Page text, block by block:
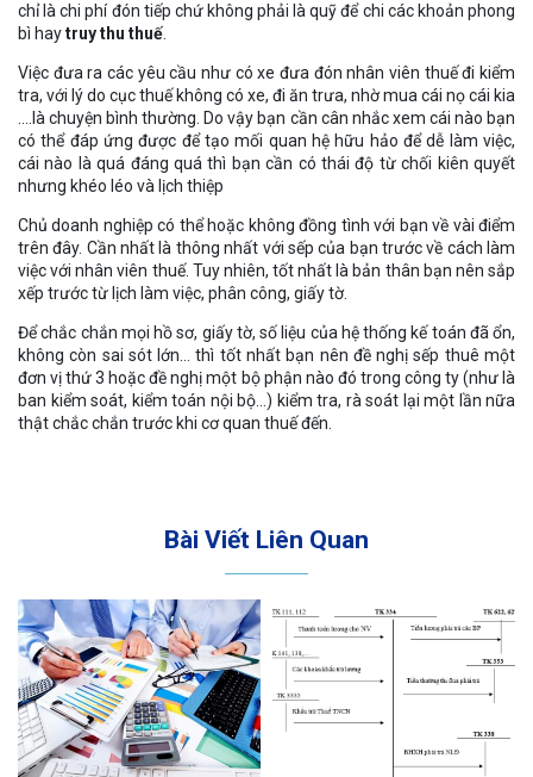
chỉ là chi phí đón tiếp chứ không phải là quỹ để chi các khoản phong
bì haytruy thu thuế
Việc đưa ra các yêu cầu như có xe đưa đón nhân viên thuế đi kiểm
tra, với lý do cục thuế không có xe, đi ăn trưa, nhờ mua cái nọ cái kia
….là chuyện bình thường. Do vậy bạn cần cân nhắc xem cái nào bạn
có thể đáp ứng được để tạo mối quan hệ hữu hảo để dễ làm việc,
cái nào là quá đáng quá thì bạn cần có thái độ từ chối kiên quyết
nhưng khéo léo và lịch thiệp
Chủ doanh nghiệp có thể hoặc không đồng tình với bạn về vài điểm
trên đây. Cần nhất là thông nhất với sếp của bạn trước về cách làm
việc với nhân viên thuế. Tuy nhiên, tốt nhất là bản thân bạn nên sắp
xếp trước từ lịch làm việc, phân công, giấy tờ.
Để chắc chắn mọi hồ sơ, giấy tờ, số liệu của hệ thống kế toán đã ổn,
không còn sai sót lớn… thì tốt nhất bạn nên đề nghị sếp thuê một
đơn vị thứ 3 hoặc đề nghị một bộ phận nào đó trong công ty (như là
ban kiểm soát, kiểm toán nội bộ…) kiểm tra, rà soát lại một lần nữa
thật chắc chắn trước khi cơ quan thuế đến.
Bài Viết Liên Quan